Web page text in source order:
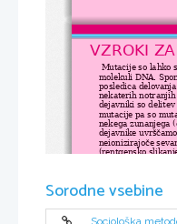
VZROKI ZA
Mutacije so lahko
molekuli DNA.
posledica delovanja
nekaterih notranjih
dejavniki so
mutacije pa so
nekega zunanjega
dejavnike
neionizirajoče
(rentgensko
Sorodne vsebine
Sociološka